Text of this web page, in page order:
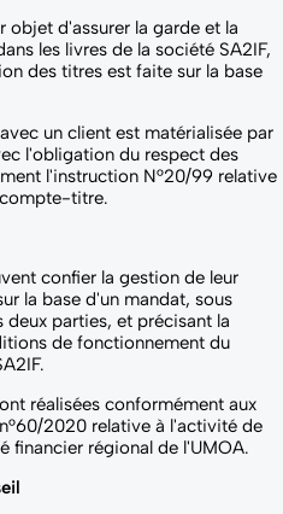
objet d'assurer la garde et la
les livres de la société SA2IF,
des titres est faite sur la base
un client est matérialisée par
l'obligation du respect des
l'instruction N°20/99 relative
titre.
confier la gestion de leur
la base d'un mandat, sous
parties, et précisant la
de fonctionnement du
réalisées conformément aux
2020 relative à l'activité de
financier régional de l'UMOA.